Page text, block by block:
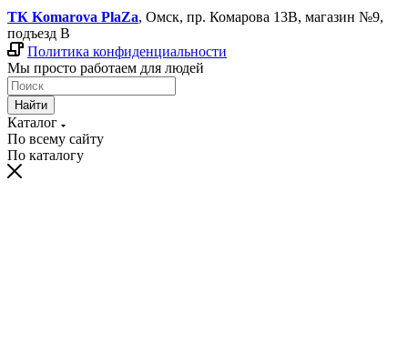
ТК Komarova PlaZa, Омск, пр. Комарова 13В, магазин №9,
подъезд В
Политика конфиденциальности
Мы просто работаем для людей
Найти
Каталог
По всему сайту
По каталогу